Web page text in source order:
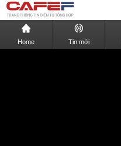
Home Tin mới